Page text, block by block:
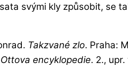
svými kly způsobit, se
Takzvané zlo. Praha:
encyklopedie. 2.,